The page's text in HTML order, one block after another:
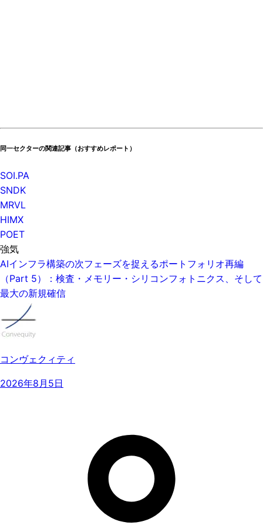
同一セクターの関連記事（おすすめレポート）
SOI.PA
SNDK
MRVL
HIMX
POET
強気
AIインフラ構築の次フェーズを捉えるポートフォリオ再編
（Part 5）：検査・メモリー・シリコンフォトニクス、そして
最大の新規確信
コンヴェクィティ
2026年8月5日